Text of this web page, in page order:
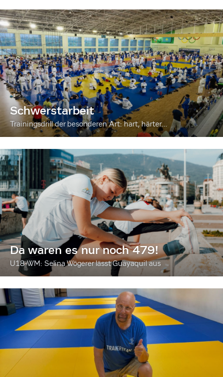
Schwerstarbeit
Trainingsdrill der besonderen Art: hart, härter...
Da waren es nur noch 479!
U18-WM: Selina Wögerer lässt Guayaquil aus